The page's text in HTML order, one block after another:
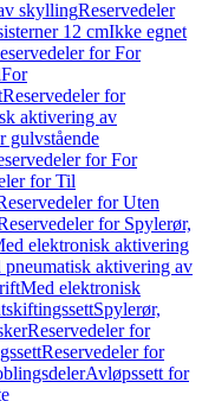
skyllingReservedeler
12 cmIkke egnet
for For
For
Reservedeler for
aktivering av
gulvstående
for For
for Til
for Uten
for Spylerør,
elektronisk aktivering
aktivering av
Med elektronisk
Spylerør,
Reservedeler for
Reservedeler for
Avløpssett for